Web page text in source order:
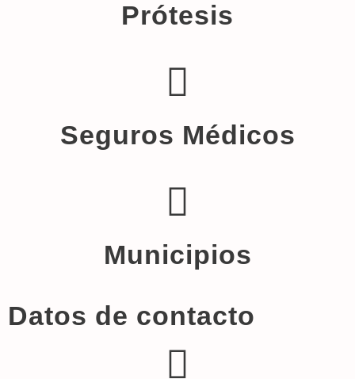
Prótesis
Seguros Médicos
Municipios
Datos de contacto